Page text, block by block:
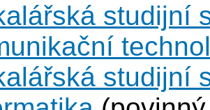
studijní
studijní